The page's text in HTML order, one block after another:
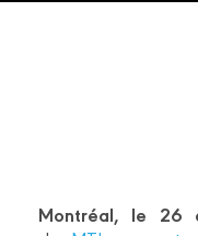
Montréal, le 26